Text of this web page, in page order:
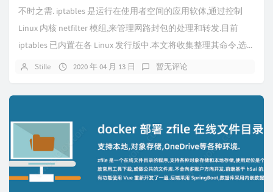
不时之需. iptables 是运行在使用者空间的应用软体,通过控制
Linux 内核 netfilter 模组,来管理网路封包的处理和转发.目前
iptables 已内置在各 Linux 发行版中.本文将收集整理其命令,选...
Stille 2020 年 04 月 13 日 暂无评论